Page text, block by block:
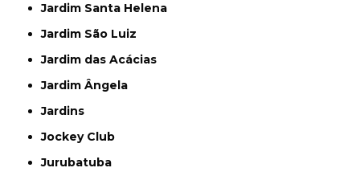
Jardim Santa Helena
Jardim São Luiz
Jardim das Acácias
Jardim Ângela
Jardins
Jockey Club
Jurubatuba